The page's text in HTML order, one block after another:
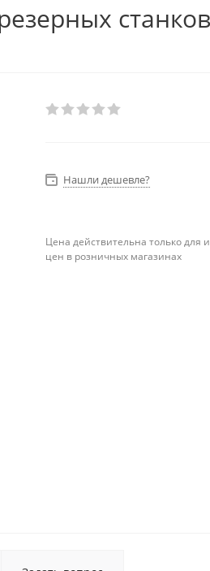
Нашли дешевле?
Цена действительна только для
цен в розничных магазинах